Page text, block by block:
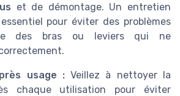
et de démontage. Un entretien
pour éviter des problèmes
des bras ou leviers qui ne
usage :Veillez à nettoyer la
chaque utilisation pour éviter